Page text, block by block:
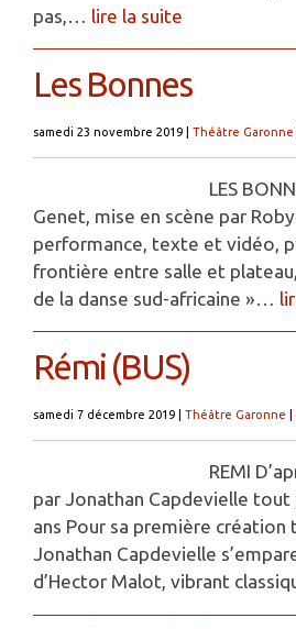
pas,… lire la suite
Les Bonnes
samedi 23 novembre 2019 Théâtre Garonne
LES
Genet, mise en scène par
performance, texte et vidéo,
frontière entre salle et
de la danse sud-africaine »…
Rémi (BUS)
samedi 7 décembre 2019 Théâtre Garonne
REMI
par Jonathan Capdevielle tout
ans Pour sa première création
Jonathan Capdevielle
d’Hector Malot, vibrant